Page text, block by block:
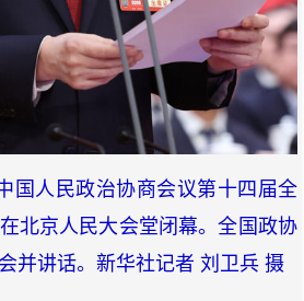
国人民政治协商会议第十四届全
北京人民大会堂闭幕。全国政协
并讲话。新华社记者 刘卫兵 摄